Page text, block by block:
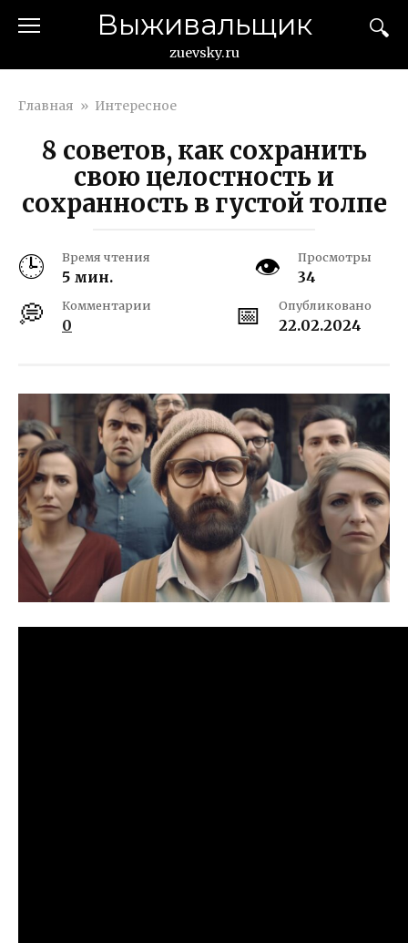
Выживальщик
zuevsky.ru
Главная » Интересное
8 советов, как сохранить
свою целостность и
сохранность в густой толпе
Время чтения
5 мин.
Просмотры
34
Комментарии
0
Опубликовано
22.02.2024